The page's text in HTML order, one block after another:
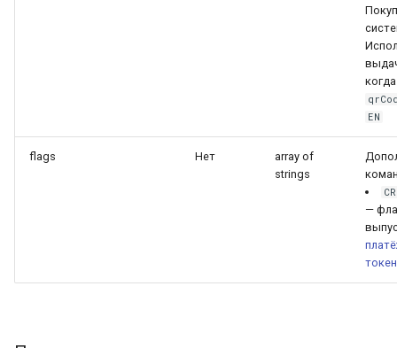
когда
EN
flags Нет
array of
strings
—